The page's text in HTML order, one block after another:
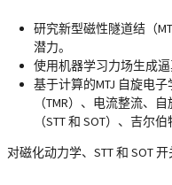
研究新型磁性隧道结（
潜力。
使用机器学习力场生成逼
基于计算的MTJ 自旋电
（TMR）、电流整流、
（STT 和 SOT）、吉尔
对磁化动力学、STT 和 SOT